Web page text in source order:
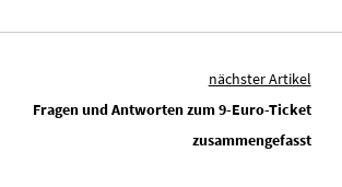
nächster Artikel
Fragen und Antworten zum 9-Euro-Ticket
zusammengefasst